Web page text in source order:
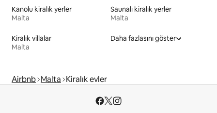
Kanolu kiralık yerler
Malta
Saunalı kiralık yerler
Malta
Kiralık villalar
Malta
Daha fazlasını göster
Airbnb Malta Kiralık evler